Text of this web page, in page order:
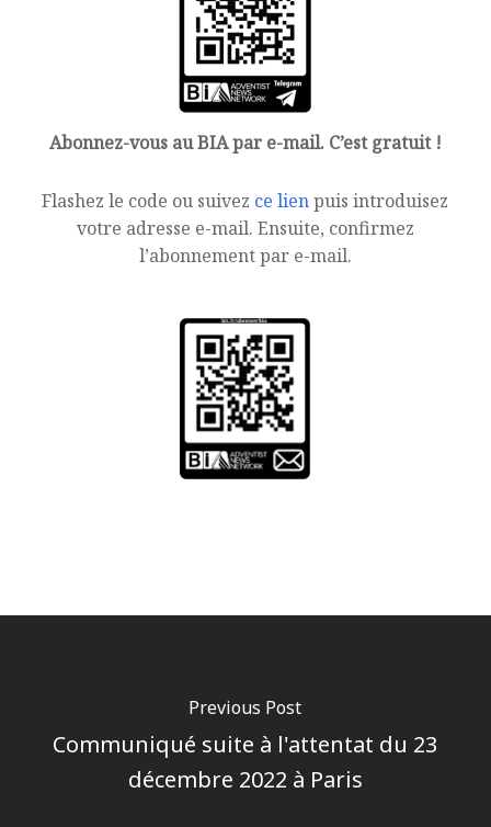
Abonnez-vous au BIA par e-mail. C’est gratuit !
Flashez le code ou suivez ce lienpuis introduisez
votre adresse e-mail. Ensuite, confirmez
l’abonnement par e-mail.
Previous Post
Communiqué suite à l'attentat du 23
décembre 2022 à Paris